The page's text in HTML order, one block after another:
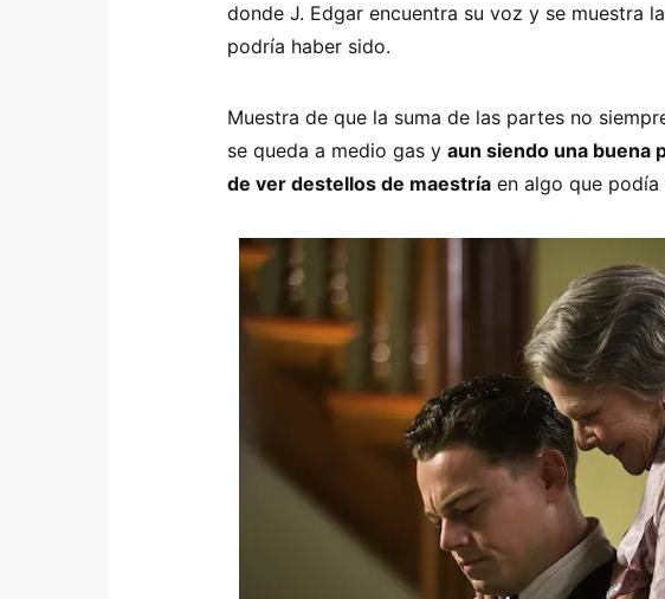
donde J. Edgar encuentra su voz y se muestra
podría haber sido.
Muestra de que la suma de las partes no
se queda a medio gas y aun siendo una buena
de ver destellos de maestría en algo que